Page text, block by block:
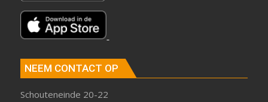
NEEM CONTACT OP
Schouteneinde 20-22